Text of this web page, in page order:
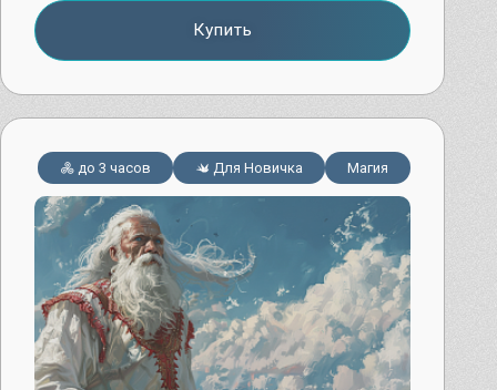
Купить
до 3 часов Для Новичка Магия